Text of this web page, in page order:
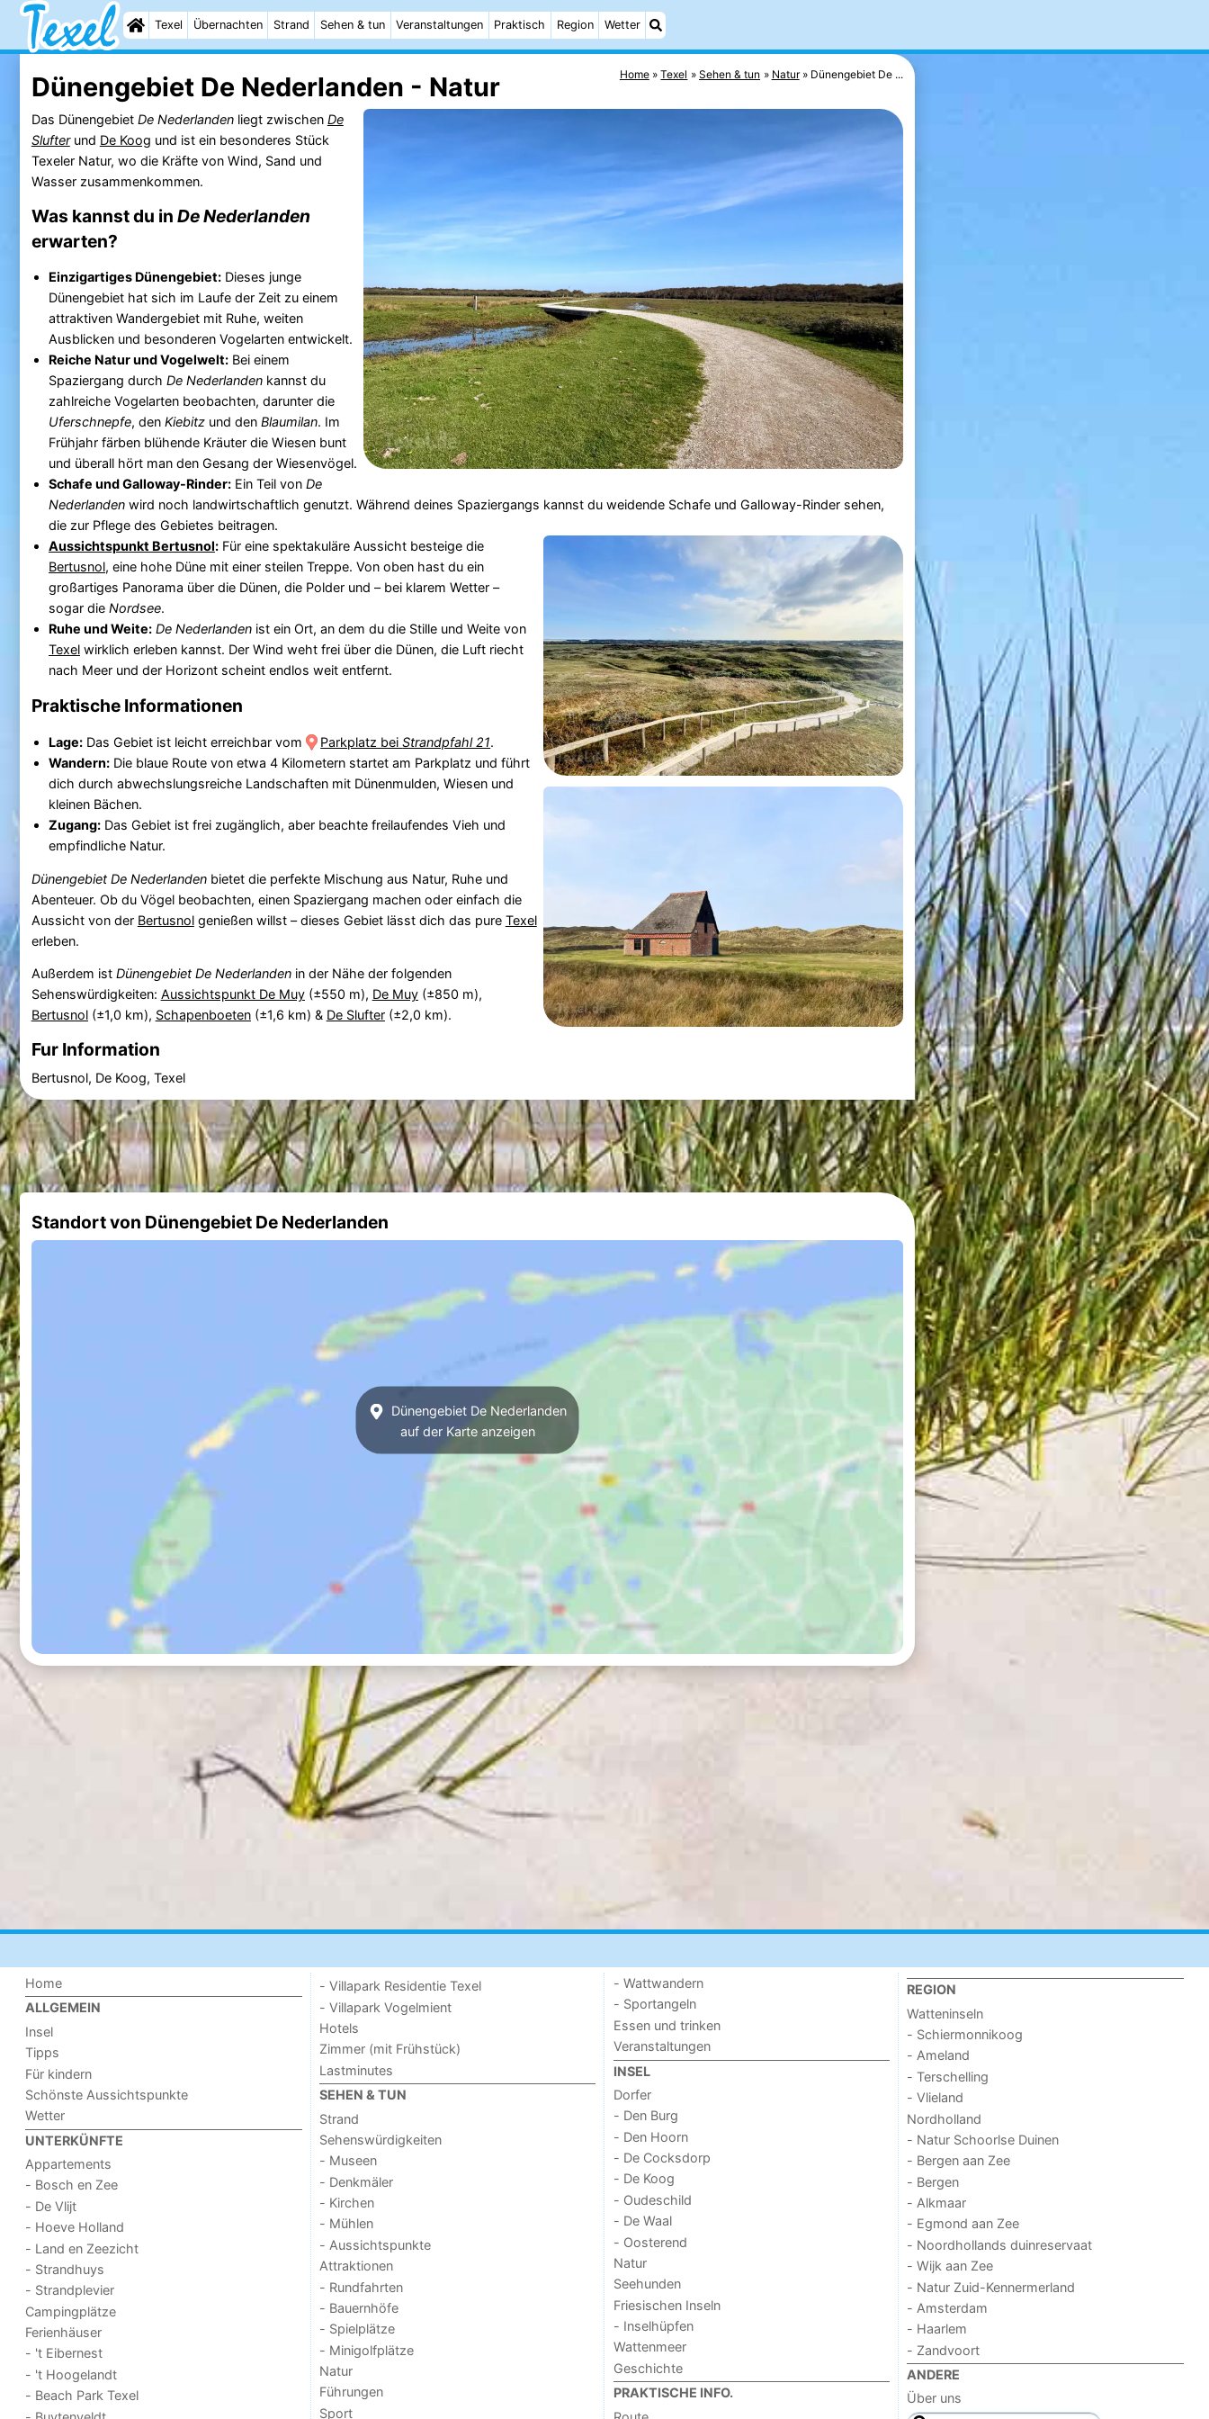
Texel Übernachten Strand Sehen & tun Veranstaltungen Praktisch Region Wetter
Home Texel Sehen & tun Natur Dünengebiet De ...
Dünengebiet De Nederlanden - Natur
Das Dünengebiet De Nederlandenliegt zwischen De
Slufterund De Koog und ist ein besonderes Stück
Texeler Natur, wo die Kräfte von Wind, Sand und
Wasser zusammenkommen.
Was kannst du in De Nederlanden
erwarten?
Einzigartiges Dünengebiet:Dieses junge
Dünengebiet hat sich im Laufe der Zeit zu einem
attraktiven Wandergebiet mit Ruhe, weiten
Ausblicken und besonderen Vogelarten entwickelt.
Reiche Natur und Vogelwelt:Bei einem
Spaziergang durch De Nederlandenkannst du
zahlreiche Vogelarten beobachten, darunter die
Uferschnepfe, den Kiebitzund den Blaumilan. Im
Frühjahr färben blühende Kräuter die Wiesen bunt
und überall hört man den Gesang der Wiesenvögel.
Schafe und Galloway-Rinder:Ein Teil von De
Nederlandenwird noch landwirtschaftlich genutzt. Während deines Spaziergangs kannst du weidende Schafe und Galloway-Rinder sehen,
die zur Pflege des Gebietes beitragen.
Aussichtspunkt Bertusnol:Für eine spektakuläre Aussicht besteige die
Bertusnol, eine hohe Düne mit einer steilen Treppe. Von oben hast du ein
großartiges Panorama über die Dünen, die Polder und – bei klarem Wetter –
sogar die Nordsee.
Ruhe und Weite: De Nederlandenist ein Ort, an dem du die Stille und Weite von
Texelwirklich erleben kannst. Der Wind weht frei über die Dünen, die Luft riecht
nach Meer und der Horizont scheint endlos weit entfernt.
Praktische Informationen
Lage:Das Gebiet ist leicht erreichbar vom Parkplatz beiStrandpfahl 21.
Wandern:Die blaue Route von etwa 4 Kilometern startet am Parkplatz und führt
dich durch abwechslungsreiche Landschaften mit Dünenmulden, Wiesen und
kleinen Bächen.
Zugang:Das Gebiet ist frei zugänglich, aber beachte freilaufendes Vieh und
empfindliche Natur.
Dünengebiet De Nederlandenbietet die perfekte Mischung aus Natur, Ruhe und
Abenteuer. Ob du Vögel beobachten, einen Spaziergang machen oder einfach die
Aussicht von der Bertusnolgenießen willst – dieses Gebiet lässt dich das pure Texel
erleben.
Außerdem ist Dünengebiet De Nederlandenin der Nähe der folgenden
Sehenswürdigkeiten: Aussichtspunkt De Muy(±550 m), De Muy(±850 m),
Bertusnol(±1,0 km), Schapenboeten(±1,6 km) & De Slufter(±2,0 km).
Fur Information
Bertusnol, De Koog, Texel
Standort von Dünengebiet De Nederlanden
Dünengebiet De Nederlanden
auf der Karte anzeigen
Home
ALLGEMEIN
Insel
Tipps
Für kindern
Schönste Aussichtspunkte
Wetter
UNTERKÜNFTE
Appartements
- Bosch en Zee
- De Vlijt
- Hoeve Holland
- Land en Zeezicht
- Strandhuys
- Strandplevier
Campingplätze
Ferienhäuser
- 't Eibernest
- 't Hoogelandt
- Beach Park Texel
- Villapark Residentie Texel
- Villapark Vogelmient
Hotels
Zimmer (mit Frühstück)
Lastminutes
SEHEN & TUN
Strand
Sehenswürdigkeiten
- Museen
- Denkmäler
- Kirchen
- Mühlen
- Aussichtspunkte
Attraktionen
- Rundfahrten
- Bauernhöfe
- Spielplätze
- Minigolfplätze
Natur
Führungen
Sport
- Wattwandern
- Sportangeln
Essen und trinken
Veranstaltungen
INSEL
Dorfer
- Den Burg
- Den Hoorn
- De Cocksdorp
- De Koog
- Oudeschild
- De Waal
- Oosterend
Natur
Seehunden
Friesischen Inseln
- Inselhüpfen
Wattenmeer
Geschichte
PRAKTISCHE INFO.
REGION
Watteninseln
- Schiermonnikoog
- Ameland
- Terschelling
- Vlieland
Nordholland
- Natur Schoorlse Duinen
- Bergen aan Zee
- Bergen
- Alkmaar
- Egmond aan Zee
- Noordhollands duinreservaat
- Wijk aan Zee
- Natur Zuid-Kennermerland
- Amsterdam
- Haarlem
- Zandvoort
ANDERE
Über uns